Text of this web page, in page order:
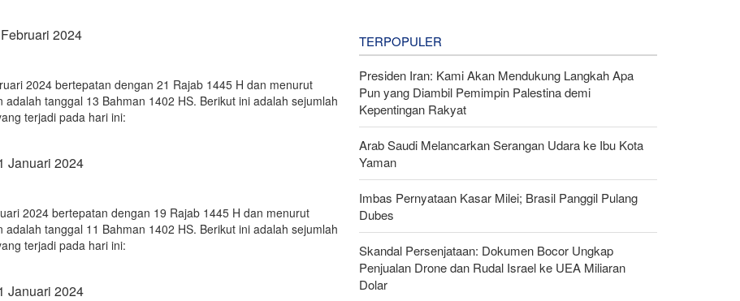
2024
2024 bertepatan dengan 21 Rajab 1445 H dan menurut
adalah tanggal 13 Bahman 1402 HS. Berikut ini adalah sejumlah
terjadi pada hari ini:
Januari 2024
2024 bertepatan dengan 19 Rajab 1445 H dan menurut
adalah tanggal 11 Bahman 1402 HS. Berikut ini adalah sejumlah
terjadi pada hari ini:
Januari 2024
TERPOPULER
Presiden Iran: Kami Akan Mendukung Langkah Apa
Pun yang Diambil Pemimpin Palestina demi
Kepentingan Rakyat
Arab Saudi Melancarkan Serangan Udara ke Ibu Kota
Yaman
Imbas Pernyataan Kasar Milei; Brasil Panggil Pulang
Dubes
Skandal Persenjataan: Dokumen Bocor Ungkap
Penjualan Drone dan Rudal Israel ke UEA Miliaran
Dolar